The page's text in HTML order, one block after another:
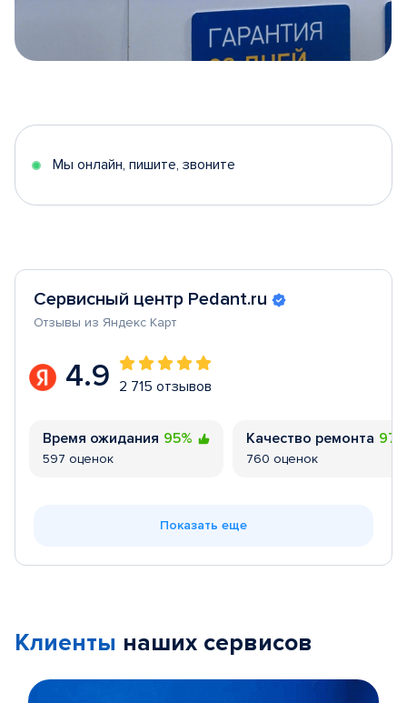
5
Мы онлайн, пишите, звоните
Сервисный центр Pedant.ru
Отзывы из Яндекс Карт
4.9 2 715 отзывов
Время ожидания 95%
597 оценок
Качество ремонта
760 оценок
Показать еще
Клиенты наших сервисов